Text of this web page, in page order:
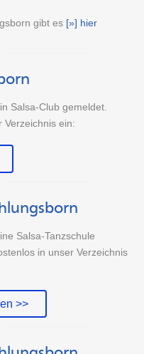
gibt es [»] hier
Salsa-Club gemeldet.
Verzeichnis ein:
Salsa-Tanzschule
in unser Verzeichnis
>>